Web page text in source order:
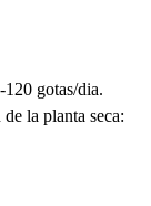
gotas/dia.
la planta seca: